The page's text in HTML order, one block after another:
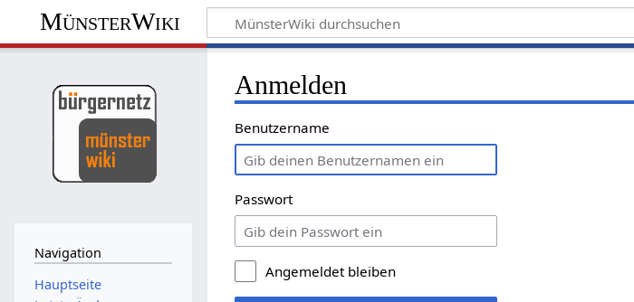
MünsterWiki
Anmelden
Benutzername
Passwort
Angemeldet bleiben
Navigation
Hauptseite